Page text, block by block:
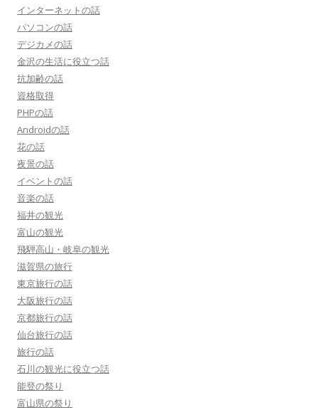
インターネットの話
パソコンの話
デジカメの話
金沢の生活に役立つ話
抗加齢の話
資格取得
PHPの話
Androidの話
花の話
夜景の話
イベントの話
音楽の話
福井の観光
富山の観光
飛騨高山・岐阜の観光
滋賀県の旅行
東京旅行の話
大阪旅行の話
京都旅行の話
仙台旅行の話
旅行の話
石川の観光に役立つ話
能登の祭り
富山県の祭り